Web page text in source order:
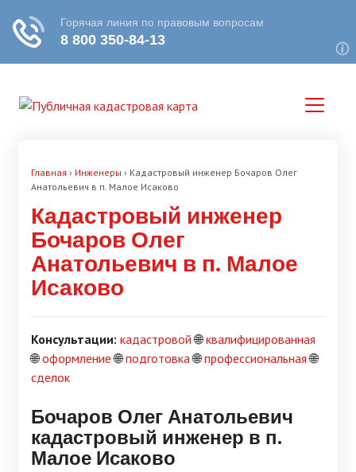
Главная › Инженеры › Кадастровый инженер Бочаров Олег
Анатольевич в п. Малое Исаково
Кадастровый инженер
Бочаров Олег
Анатольевич в п. Малое
Исаково
Консультации: кадастровой🌐квалифицированная
🌐оформление🌐подготовка🌐профессиональная🌐
сделок
Бочаров Олег Анатольевич
кадастровый инженер в п.
Малое Исаково